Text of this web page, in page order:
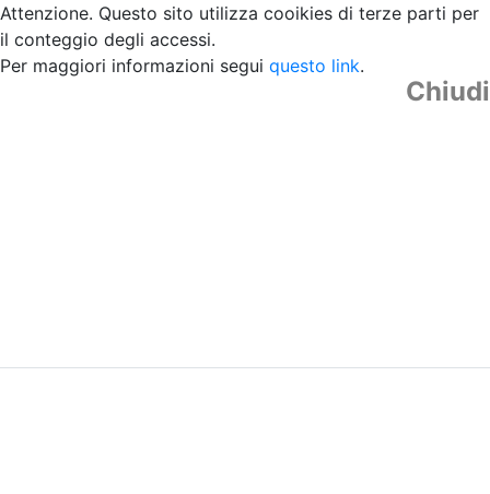
Attenzione. Questo sito utilizza cooikies di terze parti per
il conteggio degli accessi.
Per maggiori informazioni segui questo link.
Chiudi